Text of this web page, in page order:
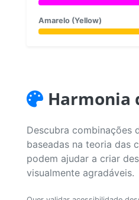
Amarelo (Yellow)
Harmonia
Descubra combinações
baseadas na teoria das
podem ajudar a criar
visualmente agradáveis.